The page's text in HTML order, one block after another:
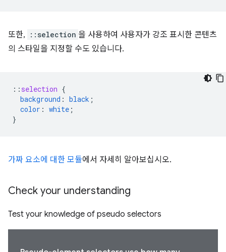
또한, ::selection 을 사용하여 사용자가 강조 표시한 콘텐츠
의 스타일을 지정할 수도 있습니다.
:: selection {
background : black ;
color : white ;
}
가짜 요소에 대한 모듈에서 자세히 알아보십시오.
Check your understanding
Test your knowledge of pseudo selectors